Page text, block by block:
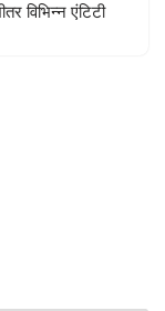
विभिन्न एंटिटी